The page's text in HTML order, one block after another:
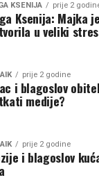
KSENIJA prije 2
Ksenija: Majka
u veliki stres
prije 2 godine
i blagoslov
medije?
prije 2 godine
i blagoslov